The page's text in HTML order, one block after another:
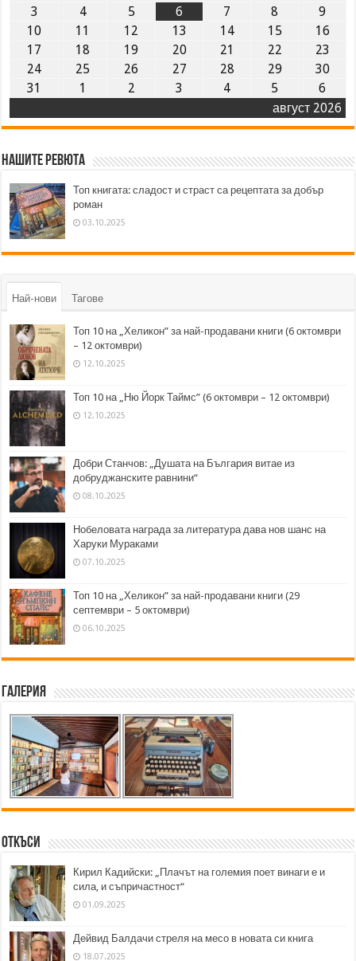
август 2026
3 4 5 6 7 8
9
10
11 12 13 14 15
16
17
18 19 20 21 22
23
24
25 26 27 28 29
30
31
1 2 3 4 5 6
Нашите ревюта
Топ книгата: сладост и страст са рецептата за добър
роман
03.10.2025
Най-нови Тагове
Топ 10 на „Хеликон” за най-продавани книги (6 октомври
– 12 октомври)
12.10.2025
Топ 10 на „Ню Йорк Таймс” (6 октомври – 12 октомври)
12.10.2025
Добри Станчов: „Душата на България витае из
добруджанските равнини“
08.10.2025
Нобеловата награда за литература дава нов шанс на
Харуки Мураками
07.10.2025
Топ 10 на „Хеликон” за най-продавани книги (29
септември – 5 октомври)
06.10.2025
Галерия
Откъси
Кирил Кадийски: „Плачът на големия поет винаги е и
сила, и съпричастност“
01.09.2025
Дейвид Балдачи стреля на месо в новата си книга
18.07.2025